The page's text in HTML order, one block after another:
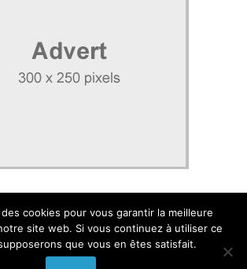
Politique de confidentialité
cookies pour vous garantir la meilleure
site web. Si vous continuez à utiliser ce
que vous en êtes satisfait.